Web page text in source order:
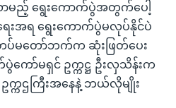
ာမည့် ရွေးကောက်ပွဲအတွက်ပေါ့
ေးအရ ရွေးကောက်ပွဲမလုပ်နိုင်ပဲ
မတော်ဘက်က ဆုံးဖြတ်ပေး
ကော်မရှင် ဥက္ကဋ္ဌ ဦးလှသိန်းက
ဥက္ကဌကြီးအနေနဲ့ ဘယ်လိုမျိုး